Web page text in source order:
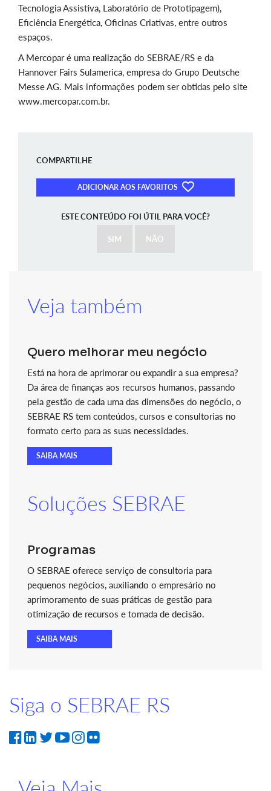
Tecnologia Assistiva, Laboratório de Prototipagem),
Eficiência Energética, Oficinas Criativas, entre outros
espaços.
A Mercopar é uma realização do SEBRAE/RS e da
Hannover Fairs Sulamerica, empresa do Grupo Deutsche
Messe AG. Mais informações podem ser obtidas pelo site
www.mercopar.com.br.
COMPARTILHE
ADICIONAR AOS FAVORITOS
ESTE CONTEÚDO FOI ÚTIL PARA VOCÊ?
SIM NÃO
Veja também
Quero melhorar meu negócio
Está na hora de aprimorar ou expandir a sua empresa?
Da área de finanças aos recursos humanos, passando
pela gestão de cada uma das dimensões do negócio, o
SEBRAE RS tem conteúdos, cursos e consultorias no
formato certo para as suas necessidades.
SAIBA MAIS
Soluções SEBRAE
Programas
O SEBRAE oferece serviço de consultoria para
pequenos negócios, auxiliando o empresário no
aprimoramento de suas práticas de gestão para
otimização de recursos e tomada de decisão.
SAIBA MAIS
Siga o SEBRAE RS